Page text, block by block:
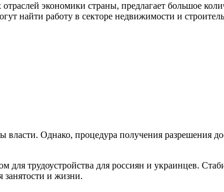
экономики страны, предлагает большое
найти работу в секторе недвижимости и
Однако, процедура получения разрешения
для трудоустройства для россиян и украинцев.
и жизни.